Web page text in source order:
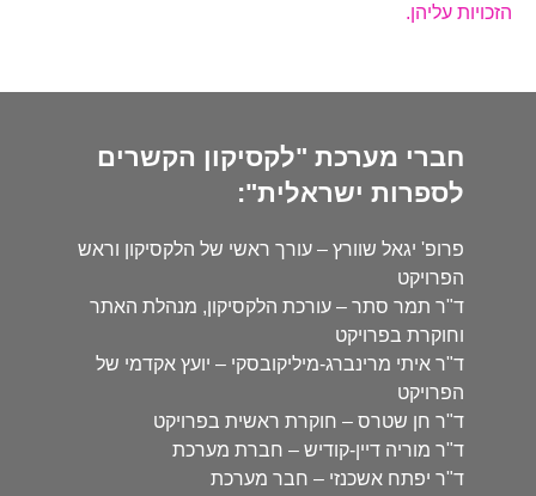
הזכויות עליהן.
חברי מערכת "לקסיקון הקשרים
לספרות ישראלית":
פרופ' יגאל שוורץ – עורך ראשי של הלקסיקון וראש
הפרויקט
ד"ר תמר סתר – עורכת הלקסיקון, מנהלת האתר
וחוקרת בפרויקט
ד"ר איתי מרינברג-מיליקובסקי – יועץ אקדמי של
הפרויקט
ד"ר חן שטרס – חוקרת ראשית בפרויקט
ד"ר מוריה דיין-קודיש – חברת מערכת
ד"ר יפתח אשכנזי – חבר מערכת